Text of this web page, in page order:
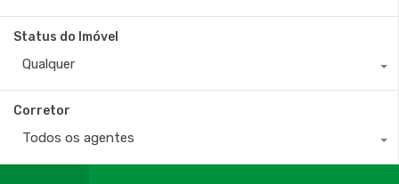
Status do Imóvel
Qualquer
Corretor
Todos os agentes